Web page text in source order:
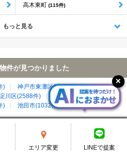
エリア変更 LINEで提案
高木東町 (115件)
もっと見る
件が見つかりました
)
神戸市東灘区(3695件)
川区(2588件)
伊丹市(1123件)
) 池田市(1032件)
川西市(627件)
るよくある質問